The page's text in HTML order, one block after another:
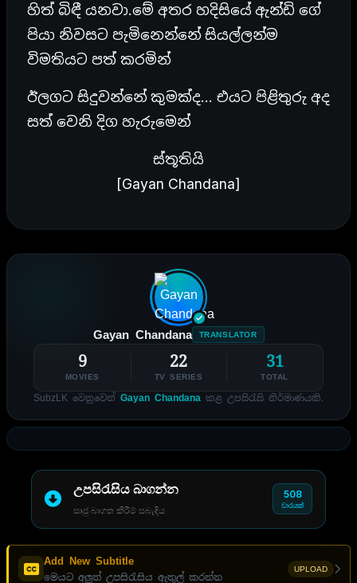
හිත් බිඳී යනවා.මේ අතර හදිසියේ ඇන්ඩි ගේ
පියා නිවසට පැමිනෙන්නේ සියල්ලන්ම
විමතියට පත් කරමින්
ඊලගට සිදුවන්නේ කුමක්ද… එයට පිළිතුරු අද
සත් වෙනි දිග හැරුමෙන්
ස්තූතියි
[Gayan Chandana]
Gayan Chandana TRANSLATOR
9
MOVIES
22
TV SERIES
31
TOTAL
SubzLK වෙනුවෙන් Gayan Chandana කළ උපසිරැසි නිර්මාණයකි.
උපසිරැසිය බාගන්න
සෘජු බාගත කිරීම් සබැඳිය
508
වාරයක්
Add New Subtitle
මෙයට අලුත් උපසිරැසිය ඇතුල් කරන්න
UPLOAD